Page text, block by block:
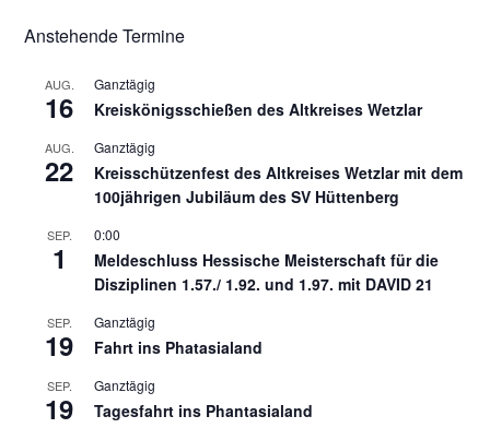
Anstehende Termine
AUG.
16
Ganztägig
Kreiskönigsschießen des Altkreises Wetzlar
AUG.
22
Ganztägig
Kreisschützenfest des Altkreises Wetzlar mit dem
100jährigen Jubiläum des SV Hüttenberg
SEP.
1
0:00
Meldeschluss Hessische Meisterschaft für die
Disziplinen 1.57./ 1.92. und 1.97. mit DAVID 21
SEP.
19
Ganztägig
Fahrt ins Phatasialand
SEP.
19
Ganztägig
Tagesfahrt ins Phantasialand